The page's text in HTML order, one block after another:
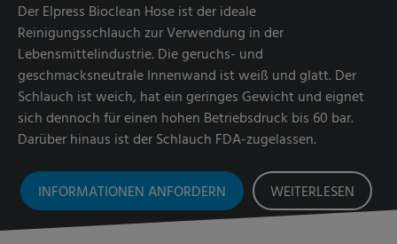
Der Elpress Bioclean Hose ist der ideale
Reinigungsschlauch zur Verwendung in der
Lebensmittelindustrie. Die geruchs- und
geschmacksneutrale Innenwand ist weiß und glatt. Der
Schlauch ist weich, hat ein geringes Gewicht und eignet
sich dennoch für einen hohen Betriebsdruck bis 60 bar.
Darüber hinaus ist der Schlauch FDA-zugelassen.
INFORMATIONEN ANFORDERN WEITERLESEN